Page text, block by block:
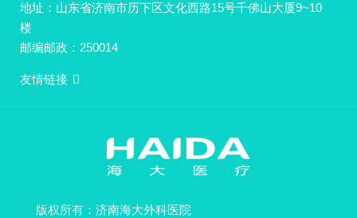
地址：山东省济南市历下区文化西路15号千佛山大厦9~10
楼
邮编邮政：250014
友情链接
版权所有： 济南海大外科医院